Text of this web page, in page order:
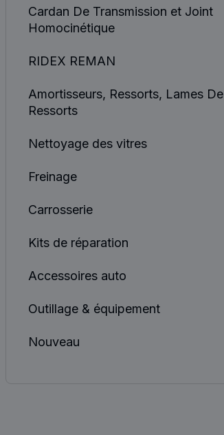
Cardan De Transmission et Joint
Homocinétique
RIDEX REMAN
Amortisseurs, Ressorts, Lames De
Ressorts
Nettoyage des vitres
Freinage
Carrosserie
Kits de réparation
Accessoires auto
Outillage & équipement
Nouveau